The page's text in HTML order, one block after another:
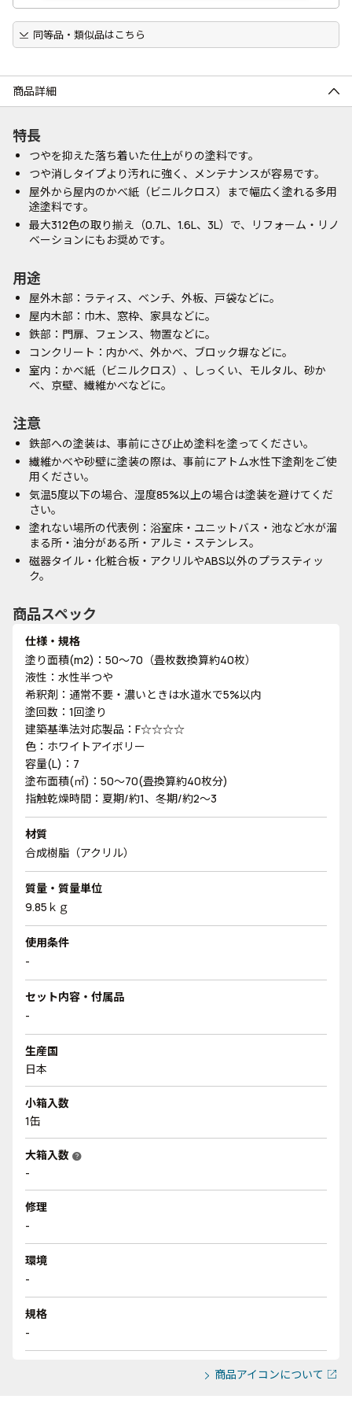
同等品・類似品はこちら
商品詳細
特長
つやを抑えた落ち着いた仕上がりの塗料です。
つや消しタイプより汚れに強く、メンテナンスが容易です。
屋外から屋内のかべ紙（ビニルクロス）まで幅広く塗れる多用
途塗料です。
最大312色の取り揃え（0.7L、1.6L、3L）で、リフォーム・リノ
ベーションにもお奨めです。
用途
屋外木部：ラティス、ベンチ、外板、戸袋などに。
屋内木部：巾木、窓枠、家具などに。
鉄部：門扉、フェンス、物置などに。
コンクリート：内かべ、外かべ、ブロック塀などに。
室内：かべ紙（ビニルクロス）、しっくい、モルタル、砂か
べ、京壁、繊維かべなどに。
注意
鉄部への塗装は、事前にさび止め塗料を塗ってください。
繊維かべや砂壁に塗装の際は、事前にアトム水性下塗剤をご使
用ください。
気温5度以下の場合、湿度85%以上の場合は塗装を避けてくだ
さい。
塗れない場所の代表例：浴室床・ユニットバス・池など水が溜
まる所・油分がある所・アルミ・ステンレス。
磁器タイル・化粧合板・アクリルやABS以外のプラスティッ
ク。
商品スペック
仕様・規格
塗り面積(m2)：50～70（畳枚数換算約40枚）
液性：水性半つや
希釈剤：通常不要・濃いときは水道水で5%以内
塗回数：1回塗り
建築基準法対応製品：F☆☆☆☆
色：ホワイトアイボリー
容量(L)：7
塗布面積(㎡)：50～70(畳換算約40枚分)
指触乾燥時間：夏期/約1、冬期/約2～3
材質
合成樹脂（アクリル）
質量・質量単位
9.85ｋｇ
使用条件
-
セット内容・付属品
-
生産国
日本
小箱入数
1缶
大箱入数 help
-
修理
-
環境
-
規格
-
商品アイコンについて